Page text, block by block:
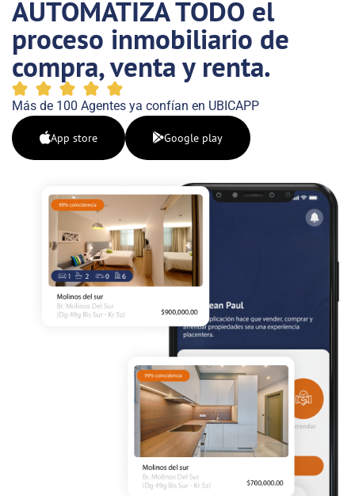
AUTOMATIZA TODO el
proceso inmobiliario de
compra, venta y renta.
Más de 100 Agentes ya confían en UBICAPP
App store Google play